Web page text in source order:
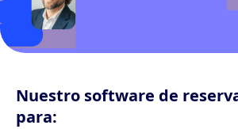
Nuestro software de
para: